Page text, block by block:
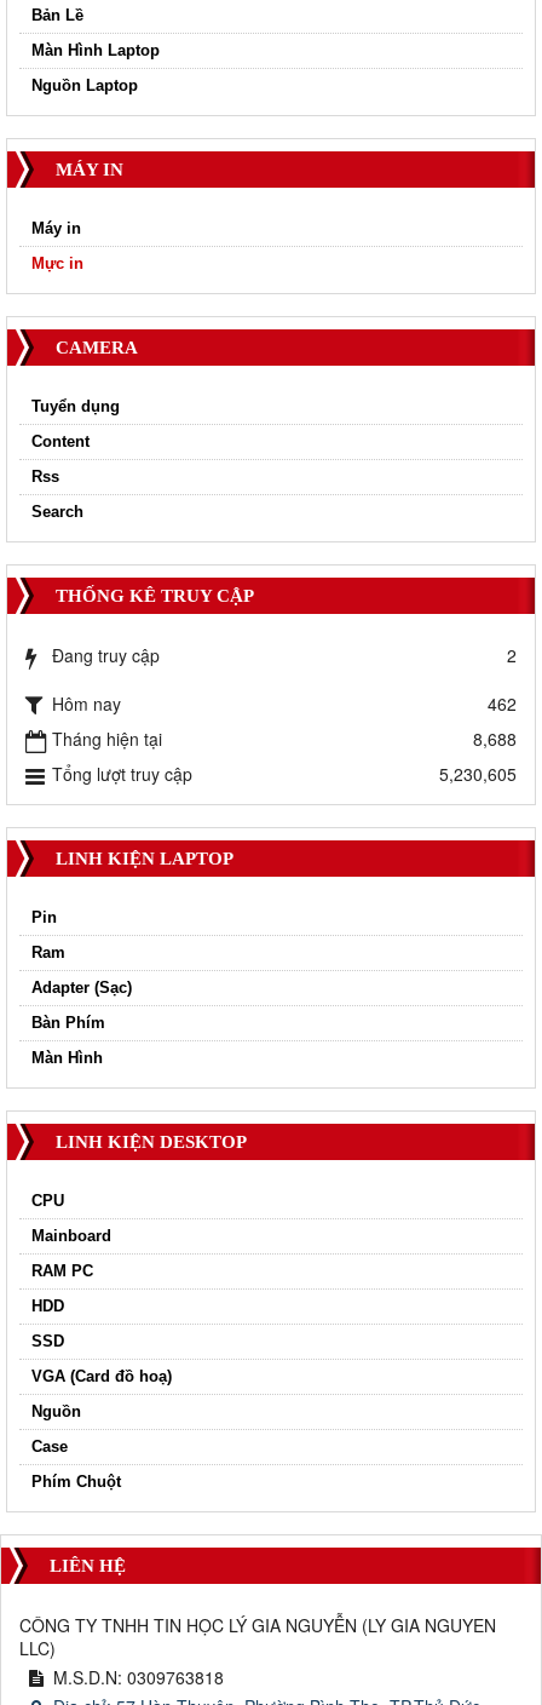
Bản Lề
Màn Hình Laptop
Nguồn Laptop
MÁY IN
Máy in
Mực in
CAMERA
Tuyển dụng
Content
Rss
Search
THỐNG KÊ TRUY CẬP
Đang truy cập
2
Hôm nay
462
Tháng hiện tại
8,688
Tổng lượt truy cập
5,230,605
LINH KIỆN LAPTOP
Pin
Ram
Adapter (Sạc)
Bàn Phím
Màn Hình
LINH KIỆN DESKTOP
CPU
Mainboard
RAM PC
HDD
SSD
VGA (Card đồ hoạ)
Nguồn
Case
Phím Chuột
LIÊN HỆ
CÔNG TY TNHH TIN HỌC LÝ GIA NGUYỄN (LY GIA NGUYEN
LLC)
M.S.D.N: 0309763818